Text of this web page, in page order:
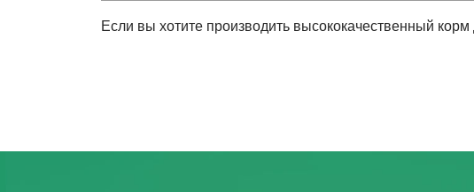
Если вы хотите производить высококачественный